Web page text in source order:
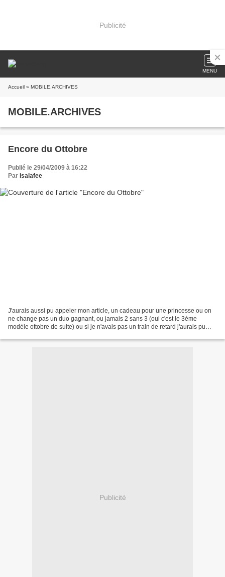
Publicité
MENU
Accueil » MOBILE.ARCHIVES
MOBILE.ARCHIVES
Encore du Ottobre
Publié le 29/04/2009 à 16:22
Par isalafee
J'aurais aussi pu appeler mon article, un cadeau pour une princesse ou on
ne change pas un duo gagnant, ou jamais 2 sans 3 (oui c'est le 3ème
modèle ottobre de suite) ou si je n'avais pas un train de retard j'aurais pu
Publicité